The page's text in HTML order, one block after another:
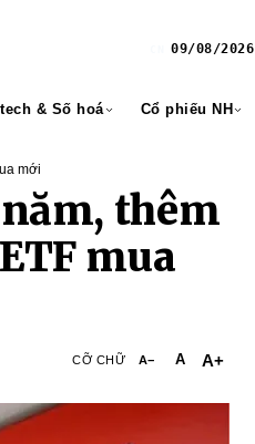
09/08/2026
& Số hoá Cổ phiếu NH
mới
thêm
mua
CỠ CHỮ A− A A+